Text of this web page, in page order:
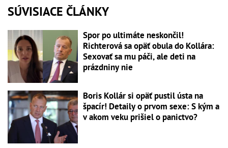
SÚVISIACE ČLÁNKY
Spor po ultimáte neskončil!
Richterová sa opäť obula do Kollára:
Sexovať sa mu páči, ale deti na
prázdniny nie
Boris Kollár si opäť pustil ústa na
špacír! Detaily o prvom sexe: S kým a
v akom veku prišiel o panictvo?